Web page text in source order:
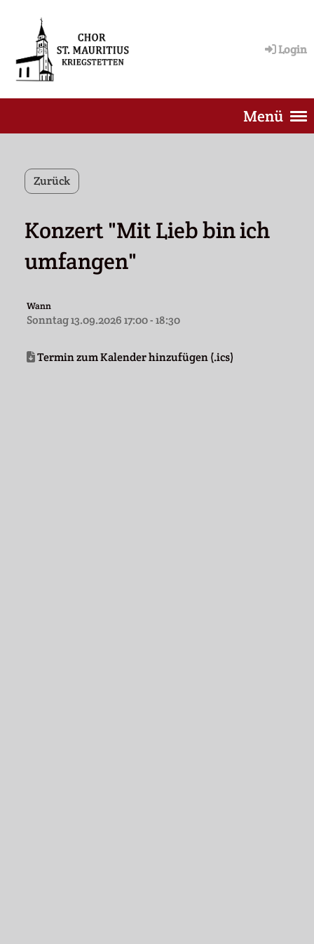
Login
Menü
Zurück
Konzert "Mit Lieb bin ich
umfangen"
Wann
Sonntag 13.09.2026 17:00 - 18:30
Termin zum Kalender hinzufügen (.ics)